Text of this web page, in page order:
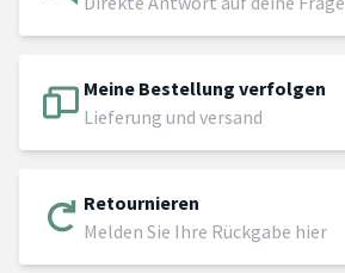
Meine Bestellung verfolgen
Lieferung und versand
Retournieren
Melden Sie Ihre Rückgabe hier